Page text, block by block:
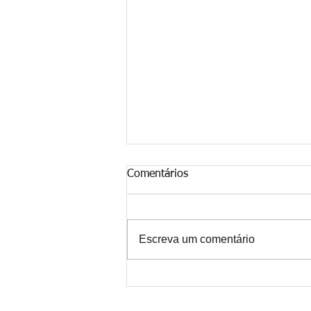
Comentários
Escreva um comentário